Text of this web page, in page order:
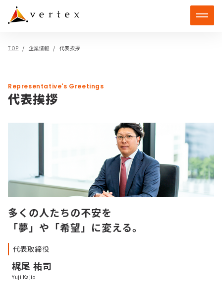
TOP 企業情報 代表挨拶
Representative's Greetings
代表挨拶
多くの人たちの不安を
「夢」や「希望」に変える。
代表取締役
梶尾 祐司
Yuji Kajio